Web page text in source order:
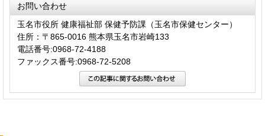
お問い合わせ
玉名市役所 健康福祉部 保健予防課（玉名市保健センター）
住所：〒865-0016 熊本県玉名市岩崎133
電話番号:0968-72-4188
ファックス番号:0968-72-5208